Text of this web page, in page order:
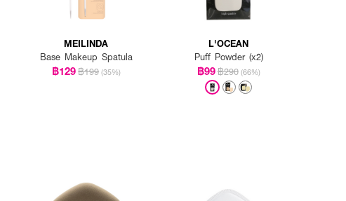
MEILINDA
Base Makeup Spatula
฿129฿199 (35%)
L'OCEAN
Puff Powder (x2)
฿99฿290 (66%)